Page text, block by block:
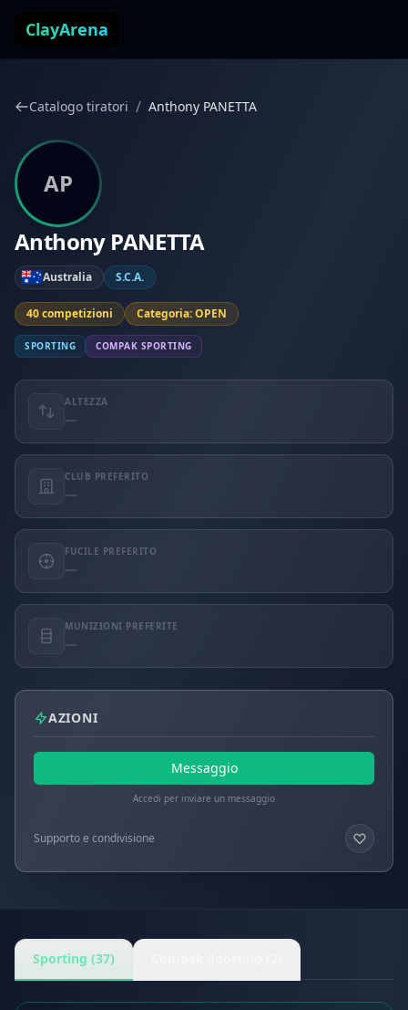
ClayArena
Catalogo tiratori / Anthony PANETTA
AP
Anthony PANETTA
Australia S.C.A.
40 competizioni Categoria: OPEN
SPORTING COMPAK SPORTING
ALTEZZA
—
CLUB PREFERITO
—
FUCILE PREFERITO
—
MUNIZIONI PREFERITE
—
AZIONI
Messaggio
Accedi per inviare un messaggio
Supporto e condivisione
Sporting (37)